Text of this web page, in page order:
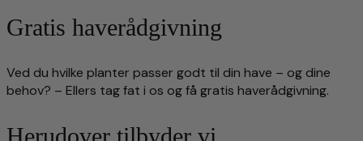
Gratis haverådgivning
Ved du hvilke planter passer godt til din have – og dine
behov? – Ellers tag fat i os og få gratis haverådgivning.